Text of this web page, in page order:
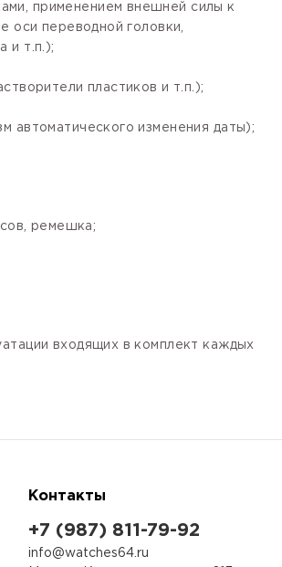
применением внешней силы к
оси переводной головки,
и т.п.);
пластиков и т.п.);
автоматического изменения даты);
ремешка;
входящих в комплект каждых
Контакты
+7 (987) 811-79-92
info@watches64.ru